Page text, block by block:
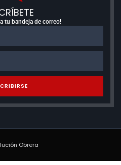
tu bandeja de correo!
Obrera